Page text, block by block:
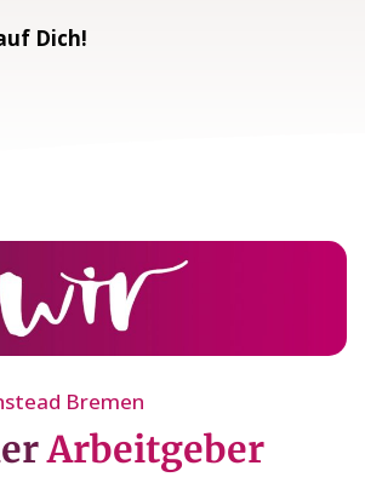
Dich!
Bremen
Arbeitgeber